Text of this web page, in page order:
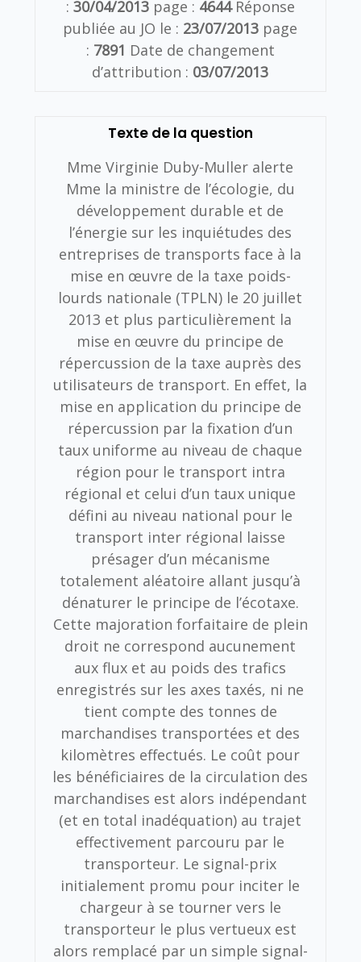
: 30/04/2013page : 4644Réponse
publiée au JO le : 23/07/2013 page
: 7891 Date de changement
d’attribution : 03/07/2013
Texte de la question
Mme Virginie Duby-Muller alerte
Mme la ministre de l’écologie, du
développement durable et de
l’énergie sur les inquiétudes des
entreprises de transports face à la
mise en œuvre de la taxe poids-
lourds nationale (TPLN) le 20 juillet
2013 et plus particulièrement la
mise en œuvre du principe de
répercussion de la taxe auprès des
utilisateurs de transport. En effet, la
mise en application du principe de
répercussion par la fixation d’un
taux uniforme au niveau de chaque
région pour le transport intra
régional et celui d’un taux unique
défini au niveau national pour le
transport inter régional laisse
présager d’un mécanisme
totalement aléatoire allant jusqu’à
dénaturer le principe de l’écotaxe.
Cette majoration forfaitaire de plein
droit ne correspond aucunement
aux flux et au poids des trafics
enregistrés sur les axes taxés, ni ne
tient compte des tonnes de
marchandises transportées et des
kilomètres effectués. Le coût pour
les bénéficiaires de la circulation des
marchandises est alors indépendant
(et en total inadéquation) au trajet
effectivement parcouru par le
transporteur. Le signal-prix
initialement promu pour inciter le
chargeur à se tourner vers le
transporteur le plus vertueux est
alors remplacé par un simple signal-